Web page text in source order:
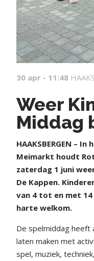
30 apr - 11:48
Weer
Middag
HAAKSBERGEN –
Meimarkt houdt
zaterdag 1 juni
De Kappen.
van 4 tot en met
harte welkom.
De spelmiddag heeft
laten maken met
spel, muziek,